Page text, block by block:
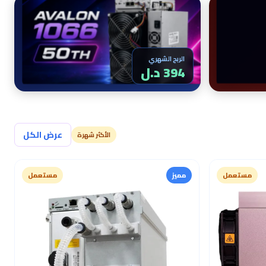
الربح الشهري
394 د.ل
الأكثر شهرة عرض الكل
مستعمل مميز مستعمل